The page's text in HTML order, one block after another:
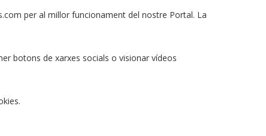
per al millor funcionament del nostre Portal. La
botons de xarxes socials o visionar vídeos